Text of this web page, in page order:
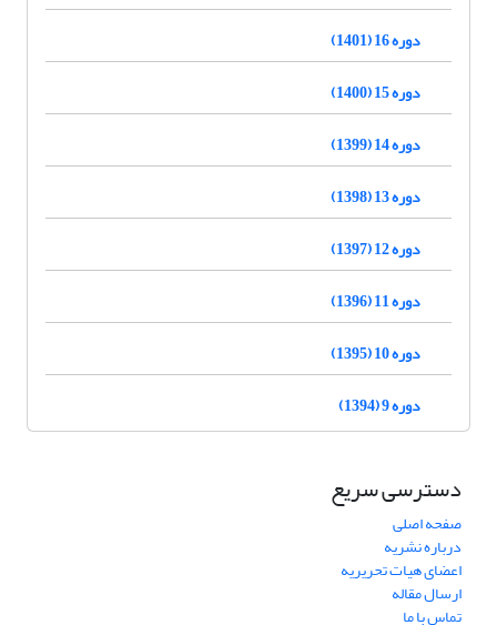
دوره 16 (1401)
دوره 15 (1400)
دوره 14 (1399)
دوره 13 (1398)
دوره 12 (1397)
دوره 11 (1396)
دوره 10 (1395)
دوره 9 (1394)
دسترسی سریع
صفحه اصلی
درباره نشریه
اعضای هیات تحریریه
ارسال مقاله
تماس با ما